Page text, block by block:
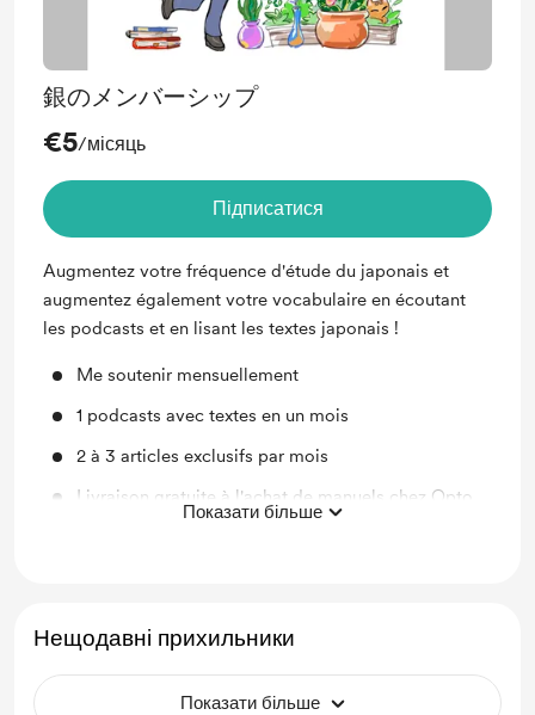
銀のメンバーシップ
€5/місяць
Підписатися
Augmentez votre fréquence d'étude du japonais et
augmentez également votre vocabulaire en écoutant
les podcasts et en lisant les textes japonais !
Me soutenir mensuellement
1 podcasts avec textes en un mois
2 à 3 articles exclusifs par mois
Livraison gratuite à l'achat de manuels chez Opto
Показати більше
Нещодавні прихильники
Показати більше